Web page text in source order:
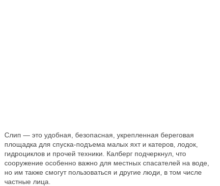
Слип — это удобная, безопасная, укрепленная береговая
площадка для спуска-подъема малых яхт и катеров, лодок,
гидроциклов и прочей техники. Калберг подчеркнул, что
сооружение особенно важно для местных спасателей на воде,
но им также смогут пользоваться и другие люди, в том числе
частные лица.